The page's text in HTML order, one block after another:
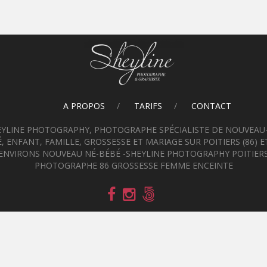
A PROPOS TARIFS CONTACT
PHOTOGRAPHY, PHOTOGRAPHE SPÉCIALISTE DE
ENFANT, FAMILLE, GROSSESSE ET MARIAGE SUR POITIERS (86)
ENVIRONS NOUVEAU NÉ-BÉBÉ -SHEYLINE PHOTOGRAPHY
PHOTOGRAPHE 86 GROSSESSE FEMME ENCEINTE